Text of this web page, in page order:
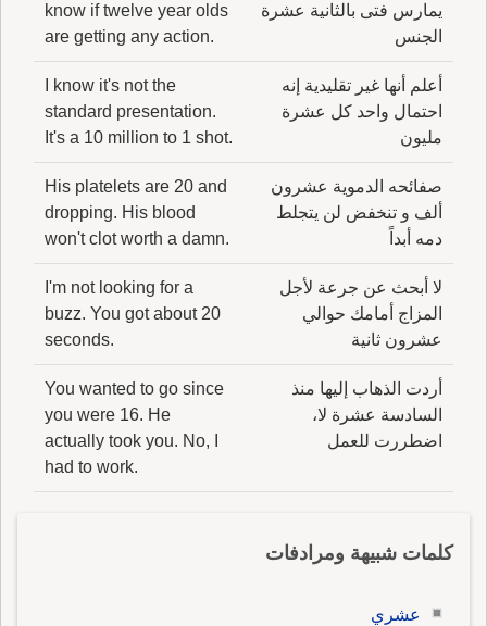
يمارس فتى بالثانية عشرة
الجنس
know if twelve year olds
are getting any action.
أعلم أنها غير تقليدية إنه
احتمال واحد كل عشرة
مليون
I know it's not the
standard presentation.
It's a 10 million to 1 shot.
صفائحه الدموية عشرون
ألف و تنخفض لن يتجلط
دمه أبداً
His platelets are 20 and
dropping. His blood
won't clot worth a damn.
لا أبحث عن جرعة لأجل
المزاج أمامك حوالي
عشرون ثانية
I'm not looking for a
buzz. You got about 20
seconds.
أردت الذهاب إليها منذ
السادسة عشرة لا،
اضطررت للعمل
You wanted to go since
you were 16. He
actually took you. No, I
had to work.
كلمات شبيهة ومرادفات
عشري